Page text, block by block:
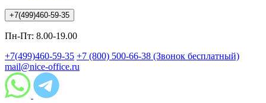
+7(499)460-59-35
Пн-Пт: 8.00-19.00
+7(499)460-59-35 +7 (800) 500-66-38 (Звонок бесплатный)
mail@nice-office.ru